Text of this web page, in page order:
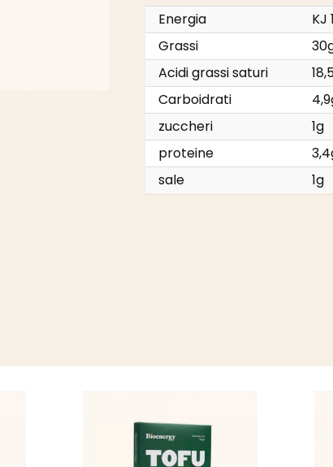
Energia
KJ
Grassi
Acidi grassi saturi
Carboidrati
zuccheri
1g
proteine
sale
1g